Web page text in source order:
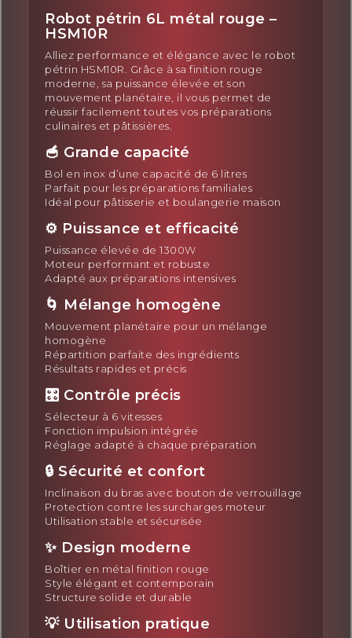
Robot pétrin 6L métal rouge –
HSM10R
Alliez performance et élégance avec le robot
pétrin HSM10R. Grâce à sa finition rouge
moderne, sa puissance élevée et son
mouvement planétaire, il vous permet de
réussir facilement toutes vos préparations
culinaires et pâtissières.
🥣 Grande capacité
Bol en inox d’une capacité de 6 litres
Parfait pour les préparations familiales
Idéal pour pâtisserie et boulangerie maison
⚙️ Puissance et efficacité
Puissance élevée de 1300W
Moteur performant et robuste
Adapté aux préparations intensives
🌀 Mélange homogène
Mouvement planétaire pour un mélange
homogène
Répartition parfaite des ingrédients
Résultats rapides et précis
🎛️ Contrôle précis
Sélecteur à 6 vitesses
Fonction impulsion intégrée
Réglage adapté à chaque préparation
🔒 Sécurité et confort
Inclinaison du bras avec bouton de verrouillage
Protection contre les surcharges moteur
Utilisation stable et sécurisée
✨ Design moderne
Boîtier en métal finition rouge
Style élégant et contemporain
Structure solide et durable
💡 Utilisation pratique